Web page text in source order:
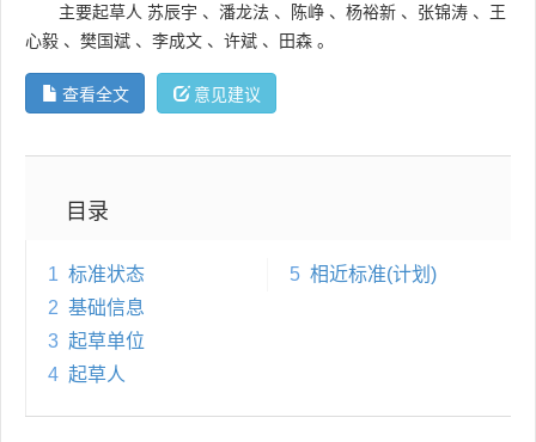
主要起草人 苏辰宇 、 潘龙法 、 陈峥 、 杨裕新 、 张锦涛 、 王
心毅 、 樊国斌 、 李成文 、 许斌 、 田森 。
查看全文 意见建议
目录
1 标准状态
2 基础信息
3 起草单位
4 起草人
5 相近标准(计划)